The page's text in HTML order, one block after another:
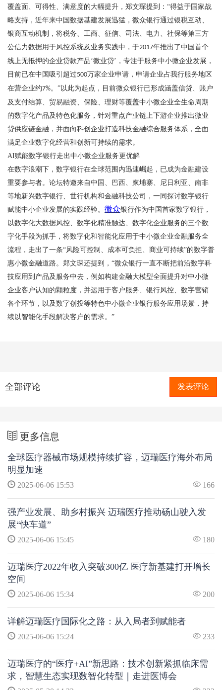
覆盖面、可得性、满意度的大幅提升，郑文琛提到：“得益于国家战
略支持，近年来中国数据基建发展迅猛，微众银行通过银税互动、
银商互动机制，将税务、工商、征信、司法、电力、社保等第三方
公信力数据用于风控系统及业务实践中，于2017年推出了中国首个
线上无抵押的企业贷款产品‘微业贷’，专注于服务中小微企业发展，
目前已在中国吸引超过500万家企业申请，申请企业占我行服务地区
在营企业约7%。”以此为起点，目前微众银行已形成涵盖信贷、账户
及支付结算、贸易融资、保险、理财等覆盖中小微企业全生命周期
的数字化产品及特色化服务，针对重点产业链上下游企业推出微业
贷供应链金融，并面向科创企业打造科技金融综合服务体系，全面
满足企业数字化经营和创新可持续的需求。
AI赋能数字银行走出中小微企业服务更优解
在数字浪潮下，数字银行在全球范围内迅速崛起，已成为金融建设
重要参与者。论坛特邀来自中国、巴西、柬埔寨、尼日利亚、南非
等地新兴数字银行、世行机构和金融科技公司，一同探讨数字银行
赋能中小企业发展的实践经验。 微众银行作为中国首家数字银行，
以数字化大数据风控、数字化精准触达、数字化企业服务的三个数
字化手段为抓手，将数字化和智能化应用于中小微企业金融服务全
流程，走出了一条“风险可控制、成本可负担、商业可持续”的数字普
惠小微金融道路。郑文琛还提到，“微众银行一直不断把前沿数字科
技应用到产品及服务中去，例如构建金融大模型全面提升对中小微
企业客户认知的颗粒度，并运用于客户服务、银行风控、数字营销
各个环节，以及数字创投等特色中小微企业银行服务应用场景，持
续以智能化手段解决客户的需求。”
全部评论 发表评论
更多信息
全球医疗器械市场规模持续扩容，迈瑞医疗海外布局
明显加速
2025-06-06 15:53 166
强产业发展、助乡村振兴 迈瑞医疗推动砀山驶入发
展“快车道”
2025-06-06 15:45 180
迈瑞医疗2022年收入突破300亿 医疗新基建打开增长
空间
2025-06-06 15:34 200
详解迈瑞医疗国际化之路：从入局者到赋能者
2025-06-06 15:24 233
迈瑞医疗的“医疗+AI”新思路：技术创新紧抓临床需
求，智慧生态实现数智化转型｜走进医博会